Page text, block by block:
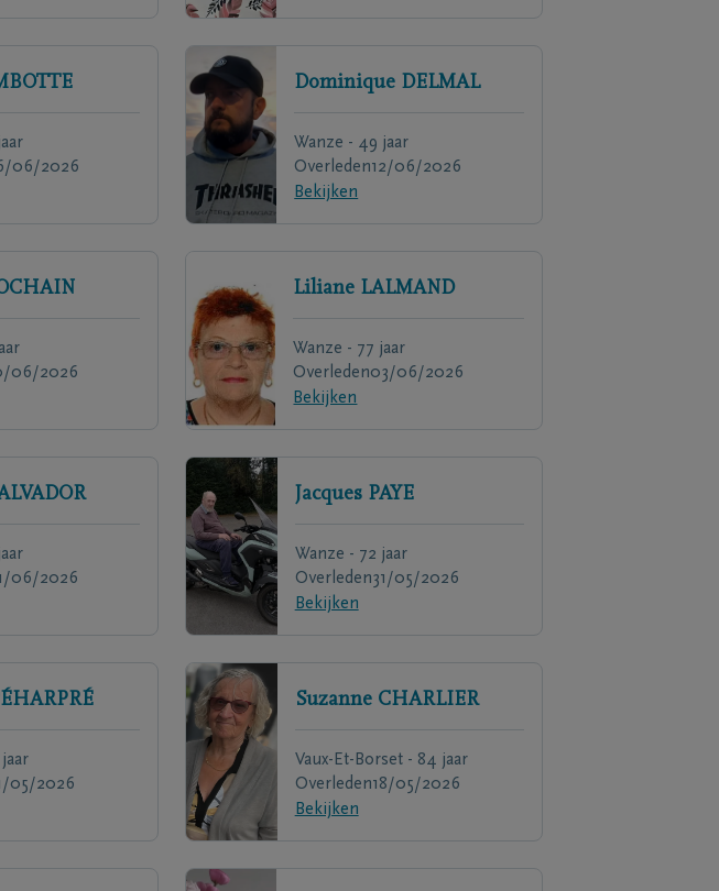
06/2026
Dominique DELMAL
Wanze - 49 jaar
Overleden12/06/2026
Bekijken
06/2026
Liliane LALMAND
Wanze - 77 jaar
Overleden03/06/2026
Bekijken
06/2026
Jacques PAYE
Wanze - 72 jaar
Overleden31/05/2026
Bekijken
05/2026
Suzanne CHARLIER
Vaux-Et-Borset - 84 jaar
Overleden18/05/2026
Bekijken